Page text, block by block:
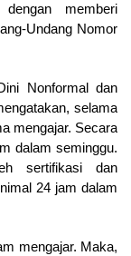
memberi
Undang Nomor
Nonformal dan
selama
mengajar. Secara
dalam seminggu.
sertifikasi dan
24 jam dalam
mengajar. Maka,